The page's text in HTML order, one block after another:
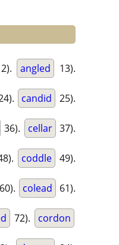
angled 13).
candid 25).
36). cellar 37).
coddle 49).
60). colead 61).
72). cordon